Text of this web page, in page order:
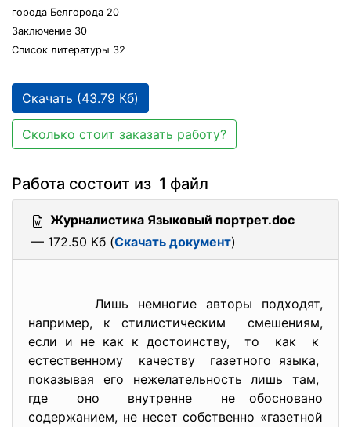
города Белгорода 20
Заключение 30
Список литературы 32
Скачать (43.79 Кб)
Сколько стоит заказать работу?
Работа состоит из 1 файл
Журналистика Языковый портрет.doc
— 172.50 Кб (Скачать документ)
Лишь немногие авторы подходят,
например, к стилистическим смешениям,
если и не как к достоинству, то как к
естественному качеству газетного языка,
показывая его нежелательность лишь там,
где оно внутренне не обосновано
содержанием, не несет собственно «газетной